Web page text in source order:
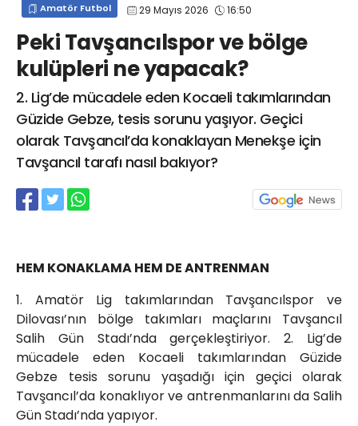
Amatör Futbol 29 Mayıs 2026 16:50
Peki Tavşancılspor ve bölge
kulüpleri ne yapacak?
2. Lig’de mücadele eden Kocaeli takımlarından
Güzide Gebze, tesis sorunu yaşıyor. Geçici
olarak Tavşancıl’da konaklayan Menekşe için
Tavşancıl tarafı nasıl bakıyor?
HEM KONAKLAMA HEM DE ANTRENMAN
1. Amatör Lig takımlarından Tavşancılspor ve
Dilovası’nın bölge takımları maçlarını Tavşancıl
Salih Gün Stadı’nda gerçekleştiriyor. 2. Lig’de
mücadele eden Kocaeli takımlarından Güzide
Gebze tesis sorunu yaşadığı için geçici olarak
Tavşancıl’da konaklıyor ve antrenmanlarını da Salih
Gün Stadı’nda yapıyor.
info@spor41.com